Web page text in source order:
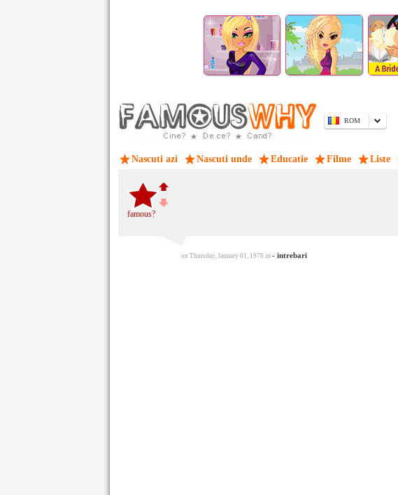
ROM
Nascuti azi Nascuti unde Educatie Filme Liste
famous?
on Thursday, January 01, 1970 in - intrebari